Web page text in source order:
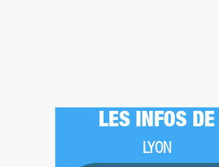
LES INFOS DE
LYON